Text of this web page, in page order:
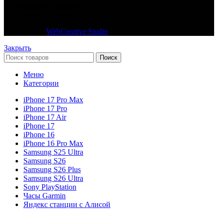
WebCreative Studio
Закрыть
Поиск
Меню
Категории
iPhone 17 Pro Max
iPhone 17 Pro
iPhone 17 Air
iPhone 17
iPhone 16
iPhone 16 Pro Max
Samsung S25 Ultra
Samsung S26
Samsung S26 Plus
Samsung S26 Ultra
Sony PlayStation
Часы Garmin
Яндекс станции с Алисой